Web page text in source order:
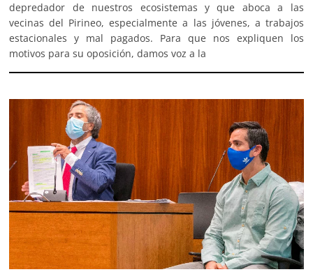
depredador de nuestros ecosistemas y que aboca a las
vecinas del Pirineo, especialmente a las jóvenes, a trabajos
estacionales y mal pagados. Para que nos expliquen los
motivos para su oposición, damos voz a la